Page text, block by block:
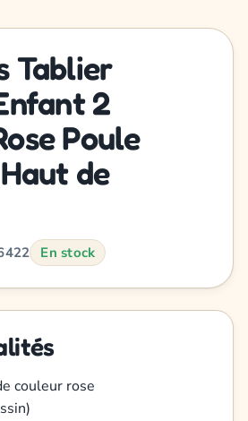
Tablier
2
Poule
de
En stock
couleur rose